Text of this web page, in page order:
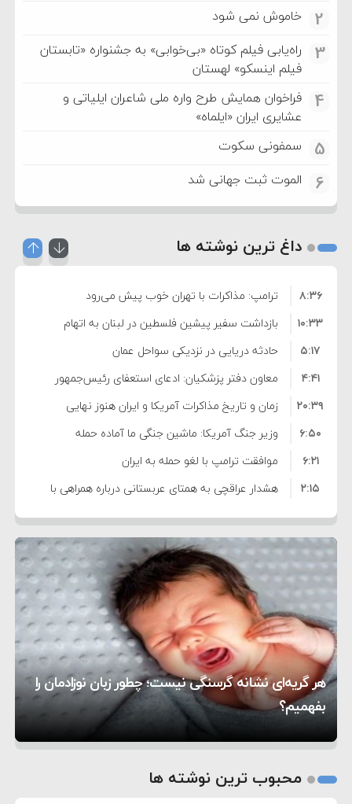
2 خاموش نمی شود
3
راه‌یابی فیلم کوتاه «بی‌خوابی» به جشنواره «تابستان
فیلم اینسکو» لهستان
4
فراخوان همایش طرح واره ملی شاعران ایلیاتی و
عشایری ایران «ایلماه»
5 سمفونی سکوت
6 الموت ثبت جهانی شد
داغ ترین نوشته ها
ترامپ: مذاکرات با تهران خوب پیش می‌رود
۸:۳۶
بازداشت سفیر پیشین فلسطین در لبنان به اتهام
فساد و اختلاس اموال
۱۰:۳۳
حادثه دریایی در نزدیکی سواحل عمان
۵:۱۷
معاون دفتر پزشکیان: ادعای استعفای رئیس‌جمهور
واهی و کذب محض است
۴:۴۱
زمان و تاریخ مذاکرات آمریکا و ایران هنوز نهایی
نشده است
۲۰:۳۹
وزیر جنگ آمریکا: ماشین جنگی ما آماده حمله
نظامی علیه ایران است
۶:۵۰
موافقت ترامپ با لغو حمله به ایران
۶:۲۱
هشدار عراقچی به همتای عربستانی درباره همراهی با
آمریکا
۲:۱۵
مقام ارشد امنیتی: برنامه گسترده‌ای برای پاسخ به
دیوانگی آمریکا داریم
۷:۱۰
ترامپ دستور حملات جدید علیه ایران را صادر کرد
۵:۴۵
سپاه: دو نفتکش متخلف مورد اصابت قرار گرفته و
متوقف شدند
۱۲:۵۹
ترامپ مدعی توافق تاریخی برای خلع سلاح کامل
حماس شد
۸:۵۷
اعتراض عراقچی به همتای بلغارستانی به دلیل کمک
به آمریکا در حملات به ایران
۱۶:۱۹
کشورهایی که به متجاوزان کمک می کنند پاسخ
سختی خواهند گرفت
۱۰:۱۵
سنتکام پایان تجاوز جدید به ایران را اعلام کرد
۶:۰۵
هر گریه‌ای نشانه گرسنگی نیست؛ چطور زبان نوزادمان را
بفهمیم؟
تغذیه پدر می‌تواند بر سلامت نوزاد تأثیر بگذارد
روی دیگر زندگی
2
محبوب ترین نوشته ها